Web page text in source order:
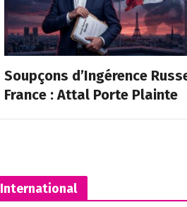
Soupçons d’Ingérence
France : Attal Porte Plainte
International